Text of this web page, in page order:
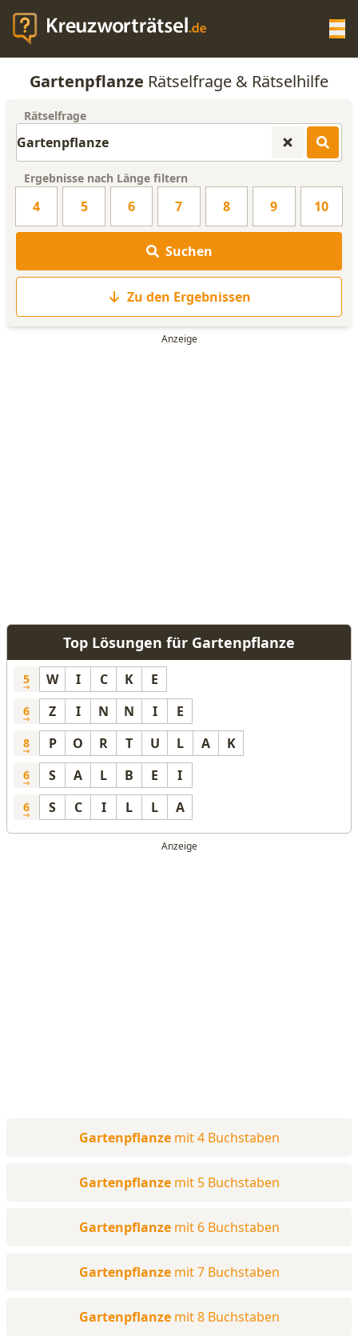
KREUZWORTRÄTSEL-HILFE
WORTLISTE
Gartenpflanze Rätselfrage & Rätselhilfe
Rätselfrage
Ergebnisse nach Länge filtern
4 5 6 7 8 9 10
Suchen
Zu den Ergebnissen
Top Lösungen für Gartenpflanze
5 W I C K E
6 Z I N N I E
8 P O R T U L A K
6 S A L B E I
6 S C I L L A
Gartenpflanze mit 4 Buchstaben
Gartenpflanze mit 5 Buchstaben
Gartenpflanze mit 6 Buchstaben
Gartenpflanze mit 7 Buchstaben
Gartenpflanze mit 8 Buchstaben